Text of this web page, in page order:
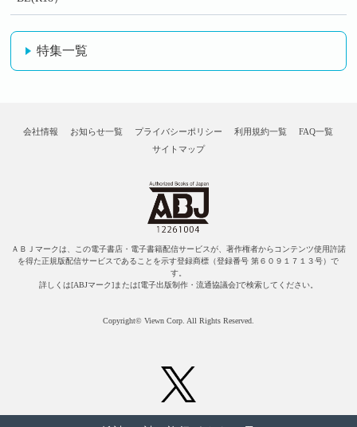
特集一覧
会社情報 お知らせ一覧 プライバシーポリシー 利用規約一覧
FAQ一覧
サイトマップ
ＡＢＪマークは、この電子書店・電子書籍配信サービスが、著作権者からコンテンツ使用許諾
を得た正規版配信サービスであることを示す登録商標（登録番号 第６０９１７１３号）で
す。
詳しくは[ABJマーク]または[電子出版制作・流通協議会]で検索してください。
Copyright© Viewn Corp. All Rights Reserved.